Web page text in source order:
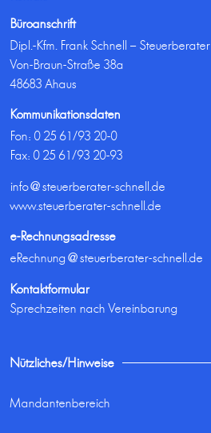
Büroanschrift
Dipl.-Kfm. Frank Schnell – Steuerberater
Von-Braun-Straße 38a
48683 Ahaus
Kommunikationsdaten
Fon:0 25 61/93 20-0
Fax: 0 25 61/93 20-93
info@steuerberater-schnell.de
www.steuerberater-schnell.de
e-Rechnungsadresse
eRechnung@steuerberater-schnell.de
Kontaktformular
Sprechzeiten nach Vereinbarung
Nützliches/Hinweise
Mandantenbereich